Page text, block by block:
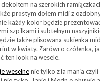
na szerokich
prostym dołem midi z
każdy kolor będzie
szpilkami i subtelnym
także plisowana sukienka
w kwiaty. Zarówno czółenka,
ten look na wesele.
weselnenie tylko z la mania czyli